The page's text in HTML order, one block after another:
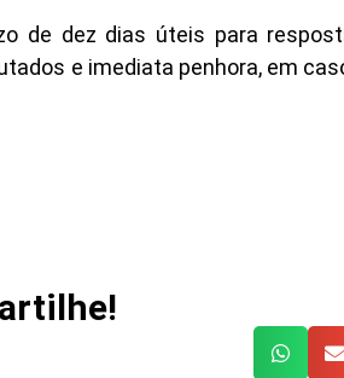
de dez dias úteis para
e imediata penhora, em